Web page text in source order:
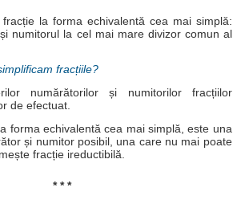
la forma echivalentă cea mai simplă:
numitorul la cel mai mare divizor comun al
fracțiile?
numărătorilor și numitorilor fracțiilor
de efectuat.
forma echivalentă cea mai simplă, este una
și numitor posibil, una care nu mai poate
fracție ireductibilă.
* * *